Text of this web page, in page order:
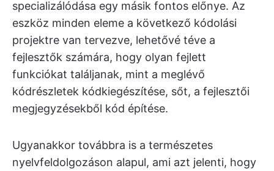
specializálódása egy másik fontos előnye. Az
eszköz minden eleme a következő kódolási
projektre van tervezve, lehetővé téve a
fejlesztők számára, hogy olyan fejlett
funkciókat találjanak, mint a meglévő
kódrészletek kódkiegészítése, sőt, a fejlesztői
megjegyzésekből kód építése.
Ugyanakkor továbbra is a természetes
nyelvfeldolgozáson alapul, ami azt jelenti, hogy